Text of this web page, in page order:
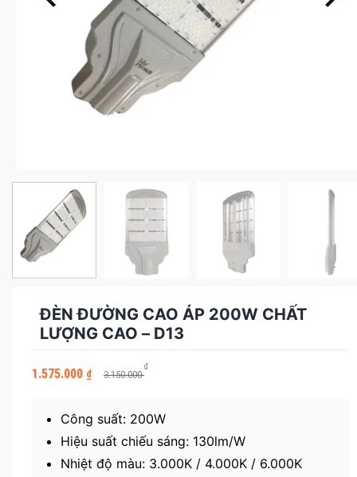
ĐÈN ĐƯỜNG CAO ÁP 200W CHẤT
LƯỢNG CAO – D13
3.150.000
₫
Giá
gốc
1.575.000 ₫
Giá
hiện
1.575.000 ₫.
Công suất: 200W
Hiệu suất chiếu sáng: 130lm/W
Nhiệt độ màu: 3.000K / 4.000K / 6.000K